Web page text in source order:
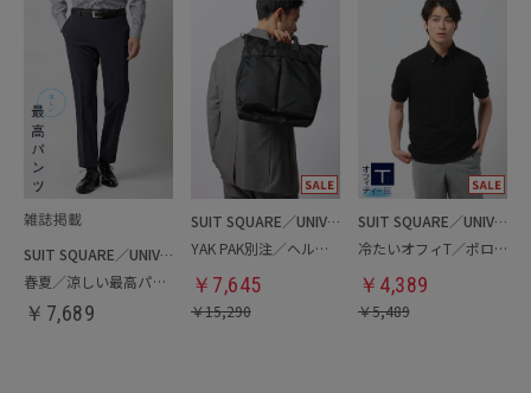
SUIT SQUARE／UNIVERSAL LANGUAGE
春夏／涼しい最高パンツ
￥ 7,689
SUIT SQUARE／UNIVERSAL LANGUAGE
YAK PAK別注／ヘルメットバッグ
￥ 7,645
￥15,290
SUIT SQUARE／UNIVERSAL LANGUAGE
冷たいオフィT／ポロシャツ
￥ 4,389
￥5,489